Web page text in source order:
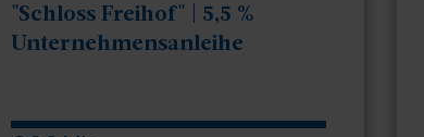
"Schloss Freihof" | 5,5 %
Unternehmensanleihe